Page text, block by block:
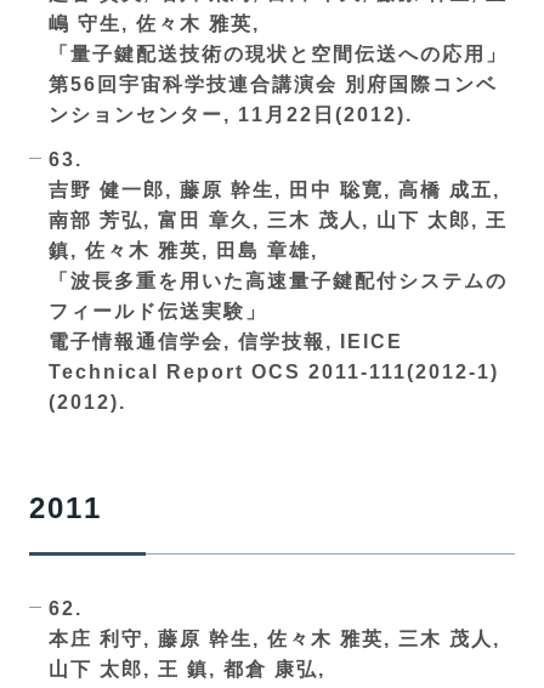
嶋 守生, 佐々木 雅英,
「量子鍵配送技術の現状と空間伝送への応用」
第56回宇宙科学技連合講演会 別府国際コンベ
ンションセンター, 11月22日(2012).
63.
吉野 健一郎, 藤原 幹生, 田中 聡寛, 高橋 成五,
南部 芳弘, 富田 章久, 三木 茂人, 山下 太郎, 王
鎮, 佐々木 雅英, 田島 章雄,
「波長多重を用いた高速量子鍵配付システムの
フィールド伝送実験」
電子情報通信学会, 信学技報, IEICE
Technical Report OCS 2011-111(2012-1)
(2012).
2011
62.
本庄 利守, 藤原 幹生, 佐々木 雅英, 三木 茂人,
山下 太郎, 王 鎮, 都倉 康弘,